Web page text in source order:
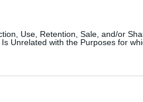
Use, Retention, Sale, and/or
Unrelated with the Purposes for
un neo insolito sul suo
osservazione, si
di avere un cancro si fa
sua nonna, morta di
alla propria pelle”,
prima di un importante